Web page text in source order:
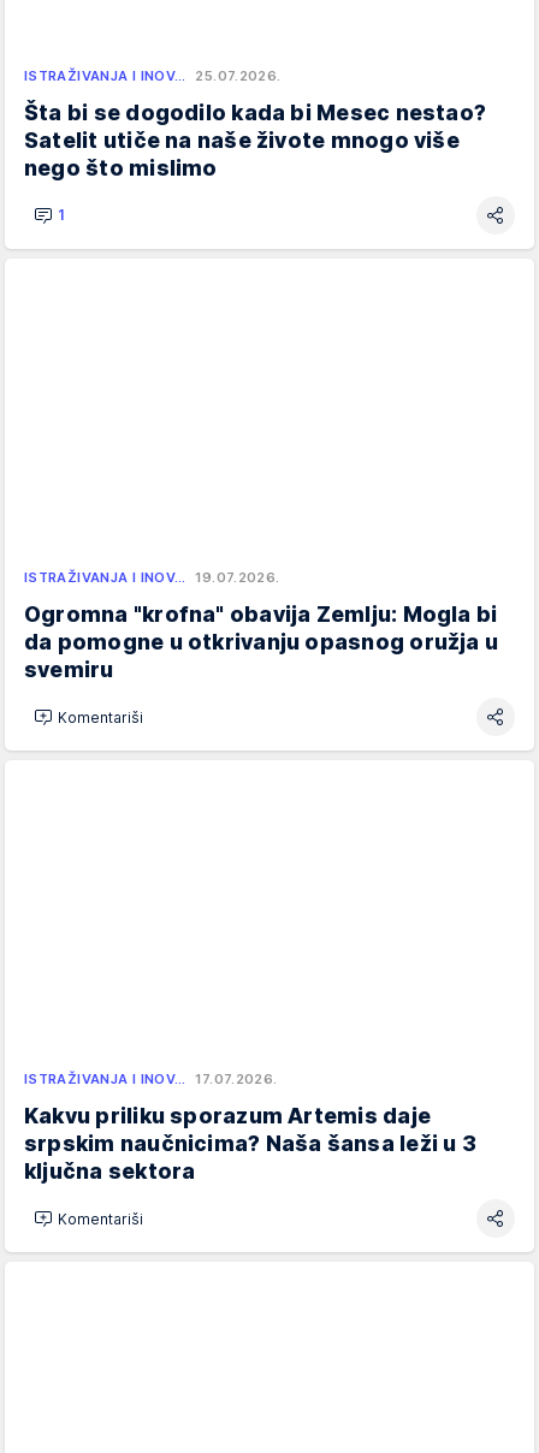
ISTRAŽIVANJA I INOV… 25.07.2026.
Šta bi se dogodilo kada bi Mesec nestao?
Satelit utiče na naše živote mnogo više
nego što mislimo
1
ISTRAŽIVANJA I INOV… 19.07.2026.
Ogromna "krofna" obavija Zemlju: Mogla bi
da pomogne u otkrivanju opasnog oružja u
svemiru
Komentariši
ISTRAŽIVANJA I INOV… 17.07.2026.
Kakvu priliku sporazum Artemis daje
srpskim naučnicima? Naša šansa leži u 3
ključna sektora
Komentariši